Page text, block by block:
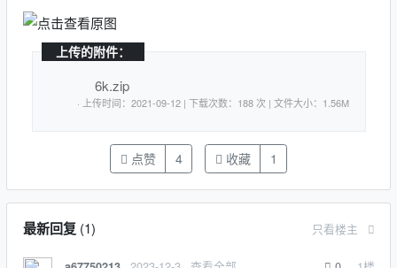
上传的附件：
6k.zip
· 上传时间：2021-09-12 | 下载次数：188 次 | 文件大小：1.56M
点赞 4 收藏 1
最新回复(1) 只看楼主